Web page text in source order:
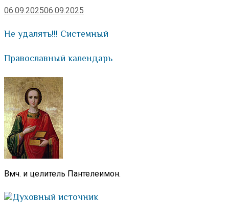
06.09.202506.09.2025
Не удалять!!! Системный
Православный календарь
Вмч. и целитель Пантелеимон.
Духовный источник